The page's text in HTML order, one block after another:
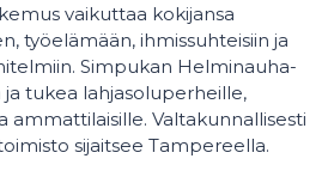
vaikuttaa kokijansa
työelämään, ihmissuhteisiin ja
Simpukan Helminauha-
tukea lahjasoluperheille,
ammattilaisille. Valtakunnallisesti
sijaitsee Tampereella.